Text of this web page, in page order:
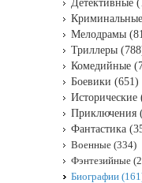
Детективные
Мелодрамы
Триллеры
Комедийные
Боевики (651)
Исторические
Приключения
Фантастика
Военные (334)
Фэнтезийные
Биографии